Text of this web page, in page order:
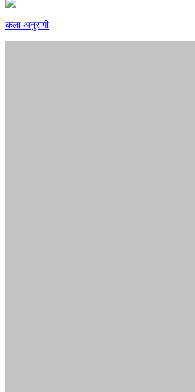
कला अनुरागी